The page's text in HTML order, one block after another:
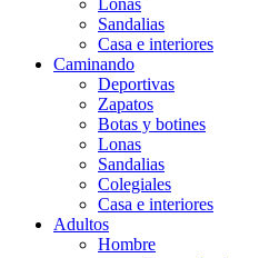
Sandalias
Casa e interiores
Caminando
Deportivas
Zapatos
Botas y botines
Lonas
Sandalias
Colegiales
Casa e interiores
Adultos
Hombre